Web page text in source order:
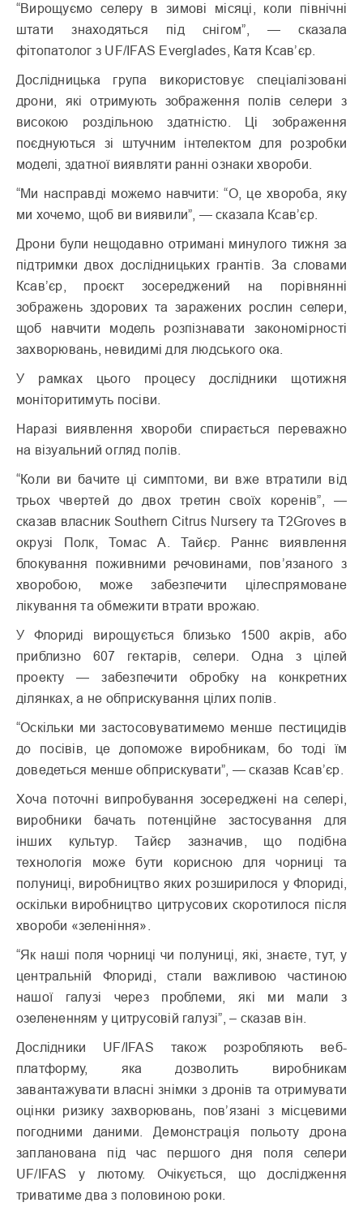
“Вирощуємо селеру в зимові місяці, коли північні
штати знаходяться під снігом”, — сказала
фітопатолог з UF/IFAS Everglades, Катя Ксав’єр.
Дослідницька група використовує спеціалізовані
дрони, які отримують зображення полів селери з
високою роздільною здатністю.
Ці зображення
поєднуються зі штучним інтелектом для розробки
моделі, здатної виявляти ранні ознаки хвороби.
“Ми насправді можемо навчити: “О, це хвороба, яку
ми хочемо, щоб ви виявили”, — сказала Ксав’єр.
Дрони були нещодавно отримані минулого тижня за
підтримки двох дослідницьких грантів.
За словами
Ксав’єр, проєкт зосереджений на порівнянні
зображень здорових та заражених рослин селери,
щоб навчити модель розпізнавати закономірності
захворювань, невидимі для людського ока.
У рамках цього процесу дослідники щотижня
моніторитимуть посіви.
Наразі виявлення хвороби спирається переважно
на візуальний огляд полів.
“Коли ви бачите ці симптоми, ви вже втратили від
трьох чвертей до двох третин своїх коренів”, —
сказав власник Southern Citrus Nursery та T2Groves в
окрузі Полк, Томас А. Тайєр. Раннє виявлення
блокування поживними речовинами, пов’язаного з
хворобою, може забезпечити цілеспрямоване
лікування та обмежити втрати врожаю.
У Флориді вирощується близько 1500 акрів, або
приблизно 607 гектарів, селери. Одна з цілей
проекту — забезпечити обробку на конкретних
ділянках, а не обприскування цілих полів.
“Оскільки ми застосовуватимемо менше пестицидів
до посівів, це допоможе виробникам, бо тоді їм
доведеться менше обприскувати”, — сказав Ксав’єр.
Хоча поточні випробування зосереджені на селері,
виробники бачать потенційне застосування для
інших культур. Тайєр зазначив, що подібна
технологія може бути корисною для чорниці та
полуниці, виробництво яких розширилося у Флориді,
оскільки виробництво цитрусових скоротилося після
хвороби «зеленіння».
“Як наші поля чорниці чи полуниці, які, знаєте, тут, у
центральній Флориді, стали важливою частиною
нашої галузі через проблеми, які ми мали з
озелененням у цитрусовій галузі”, – сказав він.
Дослідники UF/IFAS також розробляють веб-
платформу, яка дозволить виробникам
завантажувати власні знімки з дронів та отримувати
оцінки ризику захворювань, пов’язані з місцевими
погодними даними. Демонстрація польоту дрона
запланована під час першого дня поля селери
UF/IFAS у лютому. Очікується, що дослідження
триватиме два з половиною роки.